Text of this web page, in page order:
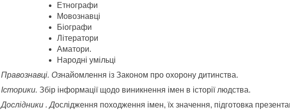
Етнографи
Мовознавці
Біографи
Літератори
Аматори.
Народні умільці
Правознавці. Ознайомлення із Законом про охорону дитинства.
Історики. Збір інформації щодо виникнення імен в історії людства.
Дослідники . Дослідження походження імен, їх значення, підготовка